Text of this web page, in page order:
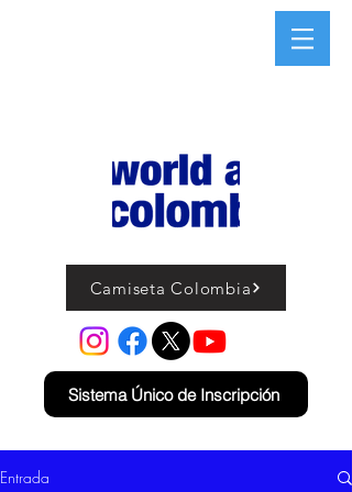
Camiseta Colombia
Sistema Único de Inscripción
Entrada